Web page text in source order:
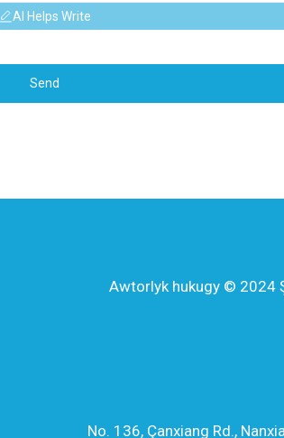
AI Helps Write
Send
Awtorlyk hukugy © 2024
No. 136, Çanxiang Rd.,